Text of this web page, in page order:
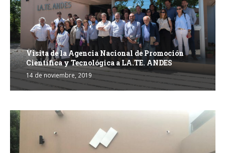
Visita de la Agencia Nacional de Promoción
Científica y Tecnológica a LA.TE. ANDES
14 de noviembre, 2019